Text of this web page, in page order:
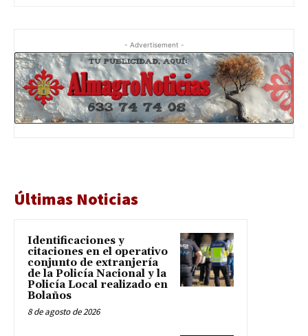
- Advertisement -
Últimas Noticias
Identificaciones y
citaciones en el operativo
conjunto de extranjería
de la Policía Nacional y la
Policía Local realizado en
Bolaños
8 de agosto de 2026